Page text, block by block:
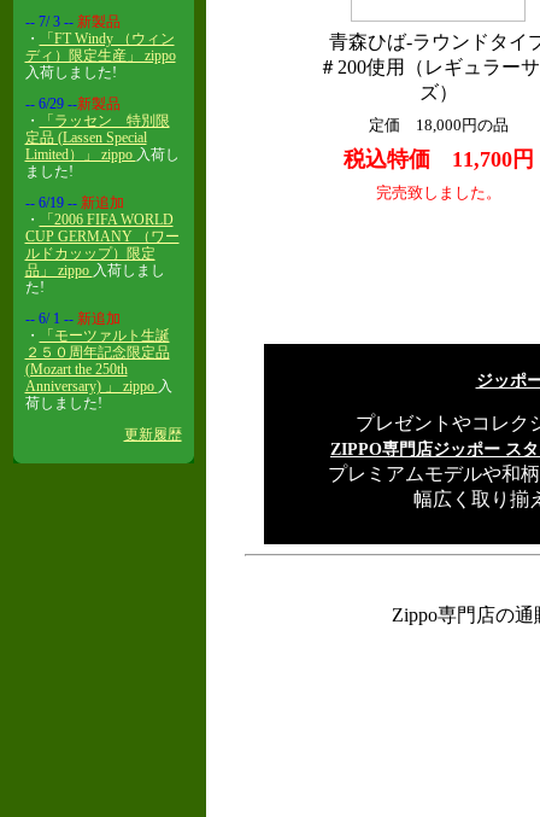
-- 7/ 3 -- 新製品
・
「FT Windy （ウィン
ディ）限定生産」 zippo
入荷しました!
-- 6/29 --新製品
・
「ラッセン 特別限
定品 (Lassen Special
Limited）」 zippo 入荷し
ました!
-- 6/19 -- 新追加
・
「2006 FIFA WORLD
CUP GERMANY （ワー
ルドカッップ）限定
品」 zippo 入荷しまし
た!
-- 6/ 1 -- 新追加
・
「モーツァルト生誕
２５０周年記念限定品
(Mozart the 250th
Anniversary) 」 zippo 入
荷しました!
更新履歴
青森ひば-ラウンドタイ
＃200使用（レギュラー
ズ）
定価 18,000円の品
税込特価 11,700円
完売致しました。
ジッポ
プレゼントやコレク
ZIPPO専門店ジッポー ス
プレミアムモデルや和
幅広く取り揃
Zippo専門店の